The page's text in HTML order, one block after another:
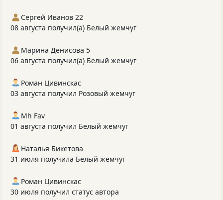
Сергей Иванов 22
08 августа получил(а) Белый жемчуг
Марина Денисова 5
06 августа получил(а) Белый жемчуг
Роман Цивинскас
03 августа получил Розовый жемчуг
Mh Fav
01 августа получил Белый жемчуг
Наталья Бикетова
31 июля получила Белый жемчуг
Роман Цивинскас
30 июля получил статус автора